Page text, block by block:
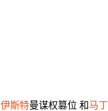
伊斯特曼谋权篡位 和马丁